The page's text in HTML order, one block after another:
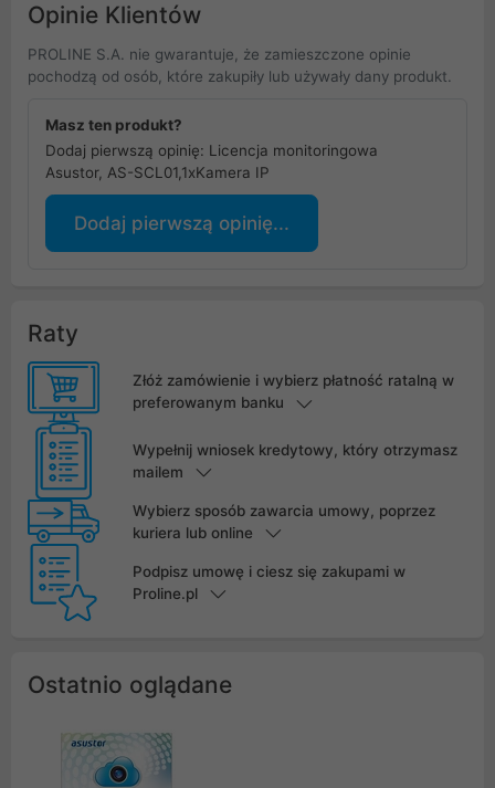
Opinie Klientów
PROLINE S.A. nie gwarantuje, że zamieszczone opinie
pochodzą od osób, które zakupiły lub używały dany produkt.
Masz ten produkt?
Dodaj pierwszą opinię: Licencja monitoringowa
Asustor, AS-SCL01,1xKamera IP
Dodaj pierwszą opinię...
Raty
Złóż zamówienie i wybierz płatność ratalną w
preferowanym banku
Wypełnij wniosek kredytowy, który otrzymasz
mailem
Wybierz sposób zawarcia umowy, poprzez
kuriera lub online
Podpisz umowę i ciesz się zakupami w
Proline.pl
Ostatnio oglądane